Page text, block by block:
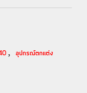
, อุปกรณ์ตกแต่ง